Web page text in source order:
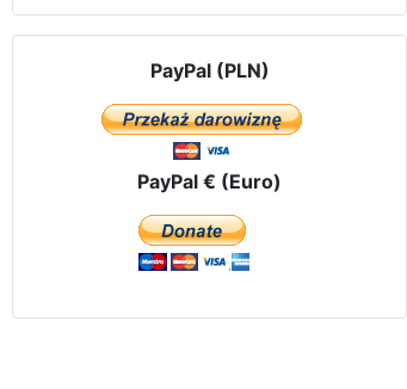
PayPal (PLN)
PayPal € (Euro)